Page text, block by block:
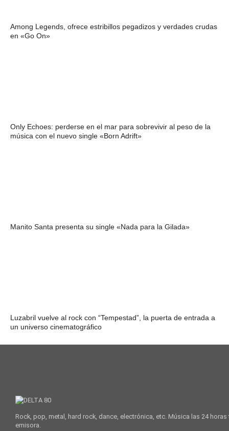
Among Legends, ofrece estribillos pegadizos y verdades crudas
en «Go On»
Only Echoes: perderse en el mar para sobrevivir al peso de la
música con el nuevo single «Born Adrift»
Manito Santa presenta su single «Nada para la Gilada»
Luzabril vuelve al rock con “Tempestad”, la puerta de entrada a
un universo cinematográfico
Rock, pop, metal, hard rock, dance, electrónica, etc. Música las 24
emisora.